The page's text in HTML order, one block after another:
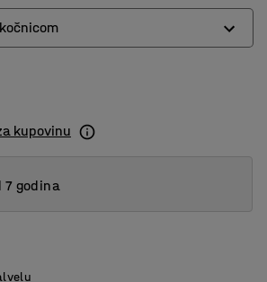
kupovinu
7 godina